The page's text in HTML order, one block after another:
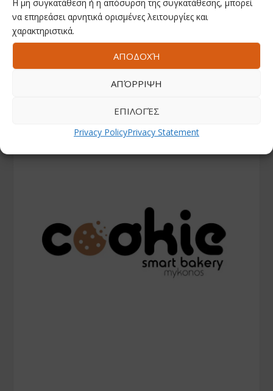
Η μη συγκατάθεση ή η απόσυρση της συγκατάθεσης, μπορεί
να επηρεάσει αρνητικά ορισμένες λειτουργίες και
χαρακτηριστικά.
ΑΠΟΔΟΧΉ
ΑΠΌΡΡΙΨΗ
ΕΠΙΛΟΓΈΣ
Privacy PolicyPrivacy Statement